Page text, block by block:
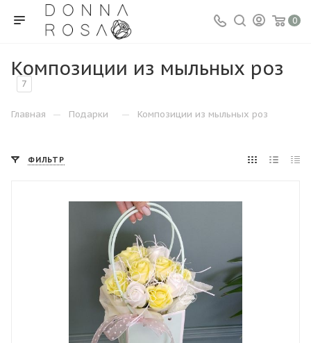
0
Композиции из мыльных роз
7
Главная — Подарки — Композиции из мыльных роз
ФИЛЬТР